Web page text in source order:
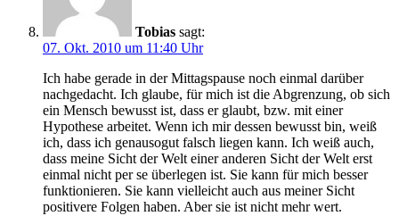
Tobias sagt:
07. Okt. 2010 um 11:40 Uhr
Ich habe gerade in der Mittagspause noch einmal darüber
nachgedacht. Ich glaube, für mich ist die Abgrenzung, ob sich
ein Mensch bewusst ist, dass er glaubt, bzw. mit einer
Hypothese arbeitet. Wenn ich mir dessen bewusst bin, weiß
ich, dass ich genausogut falsch liegen kann. Ich weiß auch,
dass meine Sicht der Welt einer anderen Sicht der Welt erst
einmal nicht per se überlegen ist. Sie kann für mich besser
funktionieren. Sie kann vielleicht auch aus meiner Sicht
positivere Folgen haben. Aber sie ist nicht mehr wert.